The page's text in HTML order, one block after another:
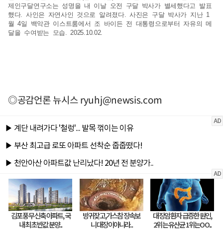
제인구달연구소는 성명을 내 이날 오전 구달 박사가 별세했다고 발표
했다. 사인은 자연사인 것으로 알려졌다. 사진은 구달 박사가 지난 1
월 4일 백악관 이스트룸에서 조 바이든 전 대통령으로부터 자유의 메
달을 수여받는 모습. 2025.10.02.
◎공감언론 뉴시스ryuhj@newsis.com